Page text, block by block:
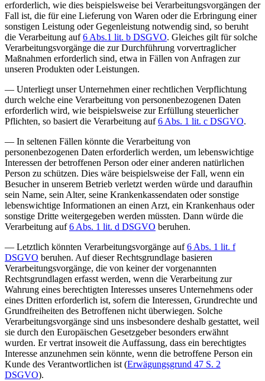
erforderlich, wie dies beispielsweise bei Verarbeitungsvorgängen der
Fall ist, die für eine Lieferung von Waren oder die Erbringung einer
sonstigen Leistung oder Gegenleistung notwendig sind, so beruht
die Verarbeitung auf6 Abs.1 lit. b DSGVO. Gleiches gilt für solche
Verarbeitungsvorgänge die zur Durchführung vorvertraglicher
Maßnahmen erforderlich sind, etwa in Fällen von Anfragen zur
unseren Produkten oder Leistungen.
— Unterliegt unser Unternehmen einer rechtlichen Verpflichtung
durch welche eine Verarbeitung von personenbezogenen Daten
erforderlich wird, wie beispielsweise zur Erfüllung steuerlicher
Pflichten, so basiert die Verarbeitung auf6 Abs. 1 lit. c DSGVO.
— In seltenen Fällen könnte die Verarbeitung von
personenbezogenen Daten erforderlich werden, um lebenswichtige
Interessen der betroffenen Person oder einer anderen natürlichen
Person zu schützen. Dies wäre beispielsweise der Fall, wenn ein
Besucher in unserem Betrieb verletzt werden würde und daraufhin
sein Name, sein Alter, seine Krankenkassendaten oder sonstige
lebenswichtige Informationen an einen Arzt, ein Krankenhaus oder
sonstige Dritte weitergegeben werden müssten. Dann würde die
Verarbeitung auf6 Abs. 1 lit. d DSGVO beruhen.
— Letztlich könnten Verarbeitungsvorgänge auf6 Abs. 1 lit. f
DSGVO beruhen. Auf dieser Rechtsgrundlage basieren
Verarbeitungsvorgänge, die von keiner der vorgenannten
Rechtsgrundlagen erfasst werden, wenn die Verarbeitung zur
Wahrung eines berechtigten Interesses unseres Unternehmens oder
eines Dritten erforderlich ist, sofern die Interessen, Grundrechte und
Grundfreiheiten des Betroffenen nicht überwiegen. Solche
Verarbeitungsvorgänge sind uns insbesondere deshalb gestattet, weil
sie durch den Europäischen Gesetzgeber besonders erwähnt
wurden. Er vertrat insoweit die Auffassung, dass ein berechtigtes
Interesse anzunehmen sein könnte, wenn die betroffene Person ein
Kunde des Verantwortlichen ist (Erwägungsgrund 47 S. 2
DSGVO).